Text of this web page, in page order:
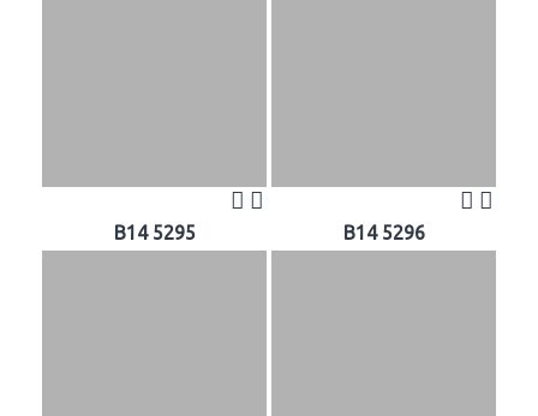
B14 5295 B14 5296